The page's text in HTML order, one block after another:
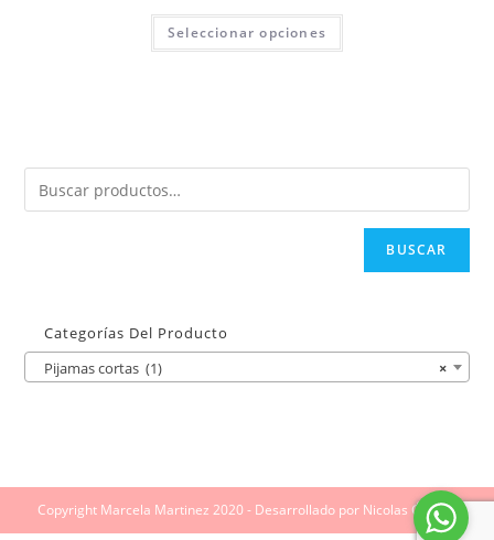
Seleccionar opciones
BUSCAR
Categorías Del Producto
×
Pijamas cortas (1)
Copyright Marcela Martinez 2020 - Desarrollado por Nicolas Giraldo